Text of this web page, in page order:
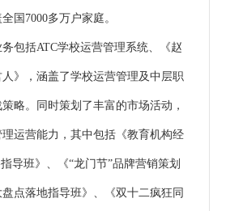
国7000多万户家庭。
包括ATC学校运营管理系统、《赵
》，涵盖了学校运营管理及中层职
略。同时策划了丰富的市场活动，
运营能力，其中包括《教育机构经
导班》、《“龙门节”品牌营销策划
点落地指导班》、《双十二疯狂同